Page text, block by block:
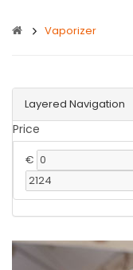
Vaporizer
Layered Navigation
Price
€